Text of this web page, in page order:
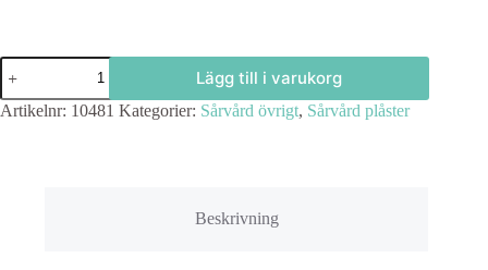
Sprayplåster
Opsite
100ml
mängd
Lägg till i varukorg
Artikelnr: 10481 Kategorier: Sårvård övrigt, Sårvård plåster
Beskrivning